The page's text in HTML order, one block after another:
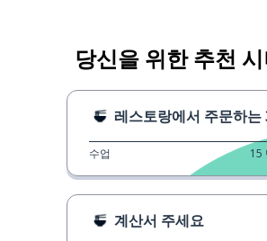
당신을 위한 추천
레스토랑에서 주문하는 3가
수업 15
계산서 주세요